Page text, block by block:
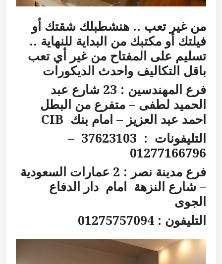
من غير تعب .. هنشطبلك شقتك أو
فيلتك أو مكتبك من البداية للنهاية ..
تسليم على المفتاح من غير أي تعب
باقل التكاليف واحدث الديكورات
فرع المهندسين : 23 شارع عبد
الحميد لطفى – متفرع من البطل
احمد عبد العزيز – امام بنك CIB
التليفونات : 37623103 –
01277166796
فرع مدينة نصر :
2 عمارات السعودية
– شارع النزهة امام دار الدفاع
الجوى
التليفون : 01275757094